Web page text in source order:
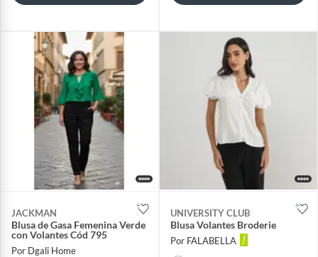
JACKMAN
Blusa de Gasa Femenina Verde
con Volantes Cód 795
Por Dgali Home
UNIVERSITY CLUB
Blusa Volantes Broderie
Por FALABELLA